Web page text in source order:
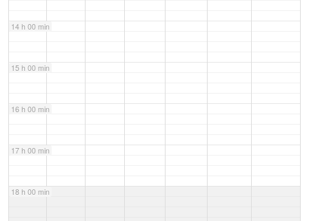
14 h 00 min
15 h 00 min
16 h 00 min
17 h 00 min
18 h 00 min